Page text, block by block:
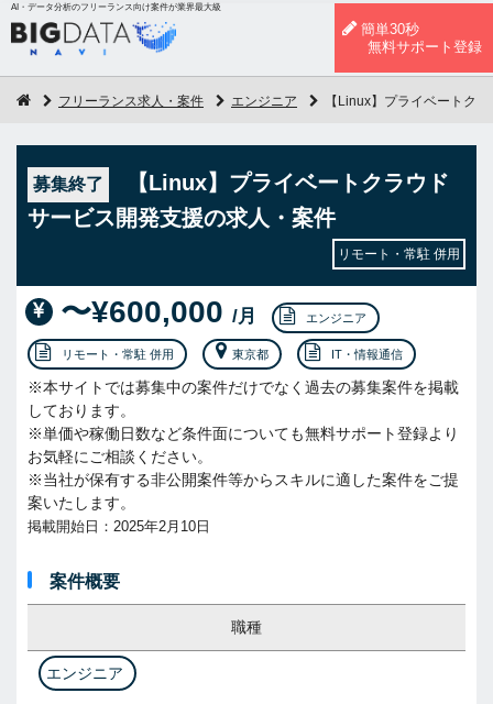
AI・データ分析のフリーランス向け案件が業界最大級
簡単30秒
無料サポート登録
フリーランス求人・案件 エンジニア 【Linux】プライベートク
募集終了
【Linux】プライベートクラウド
サービス開発支援の求人・案件
リモート・常駐 併用
〜¥600,000 /月 エンジニア
リモート・常駐 併用 東京都 IT・情報通信
※本サイトでは募集中の案件だけでなく過去の募集案件を掲載
しております。
※単価や稼働日数など条件面についても無料サポート登録より
お気軽にご相談ください。
※当社が保有する非公開案件等からスキルに適した案件をご提
案いたします。
掲載開始日：2025年2月10日
案件概要
職種
エンジニア